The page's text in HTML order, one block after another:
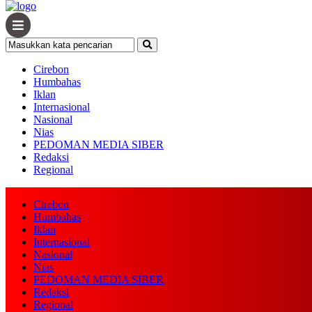
Cirebon
Humbahas
Iklan
Internasional
Nasional
Nias
PEDOMAN MEDIA SIBER
Redaksi
Regional
Cirebon
Humbahas
Iklan
Internasional
Nasional
Nias
PEDOMAN MEDIA SIBER
Redaksi
Regional
Home /Hukum
Minggu, 3 April 2022 - 07:00 WIB
Mandek 14 Tahun, PAKSA